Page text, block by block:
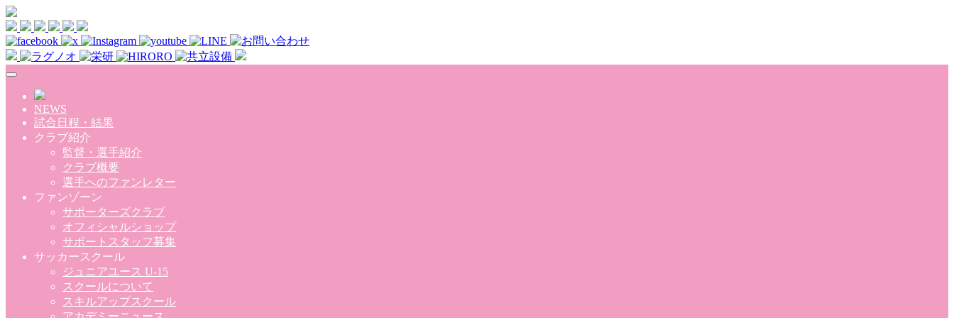
Skip to main content
NEWS
試合日程・結果
クラブ紹介
監督・選手紹介
クラブ概要
選手へのファンレター
ファンゾーン
サポーターズクラブ
オフィシャルショップ
サポートスタッフ募集
サッカースクール
ジュニアユース U-15
スクールについて
スキルアップスクール